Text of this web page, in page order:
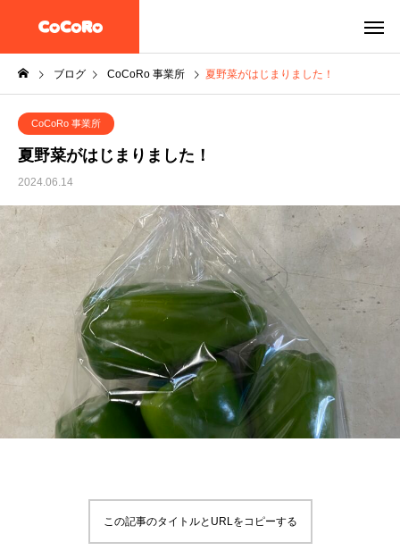
ブログ CoCoRo 事業所 夏野菜がはじまりました！
CoCoRo 事業所
夏野菜がはじまりました！
2024.06.14
この記事のタイトルとURLをコピーする